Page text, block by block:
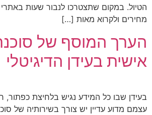
הטיול. במקום שתצטרכו לנבור שעות
מחירים ולקרוא מאות […]
הערך המוסף של
אישית בעידן הדיגיטלי
בעידן שבו כל המידע נגיש בלחיצת כפתור,
עצמם מדוע עדיין יש צורך בשירותיה של